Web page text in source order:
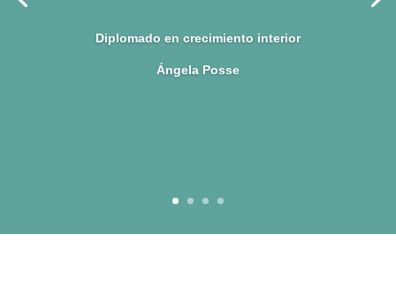
Diplomado en crecimiento interior
Ángela Posse